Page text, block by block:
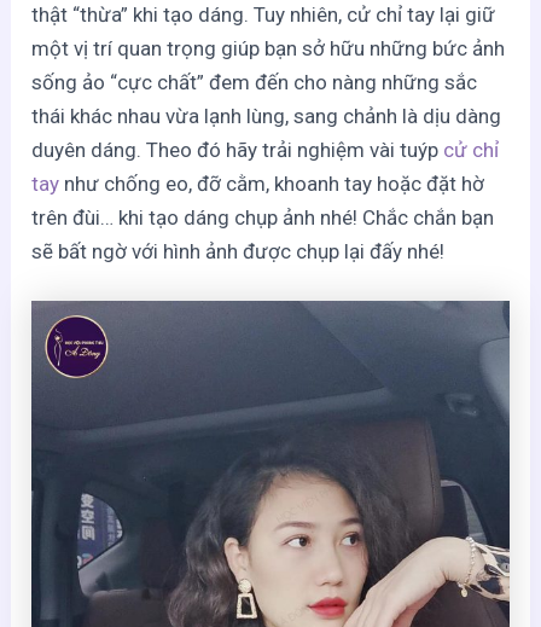
thật “thừa” khi tạo dáng. Tuy nhiên, cử chỉ tay lại giữ
một vị trí quan trọng giúp bạn sở hữu những bức ảnh
sống ảo “cực chất” đem đến cho nàng những sắc
thái khác nhau vừa lạnh lùng, sang chảnh là dịu dàng
duyên dáng. Theo đó hãy trải nghiệm vài tuýp cử chỉ
tay như chống eo, đỡ cằm, khoanh tay hoặc đặt hờ
trên đùi… khi tạo dáng chụp ảnh nhé! Chắc chắn bạn
sẽ bất ngờ với hình ảnh được chụp lại đấy nhé!